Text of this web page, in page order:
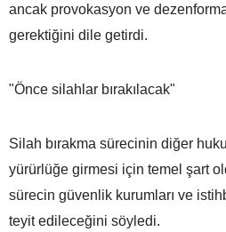
ancak provokasyon ve
gerektiğini dile getirdi.
"Önce silahlar bırakılacak"
Silah bırakma sürecinin diğer
yürürlüğe girmesi için temel şart
sürecin güvenlik kurumları ve
teyit edileceğini söyledi.